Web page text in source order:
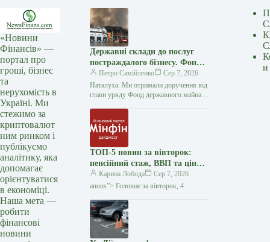
«Новини
Фінансів» —
портал про
гроші, бізнес
та
нерухомість в
Україні. Ми
стежимо за
криптовалют
ним ринком і
публікуємо
аналітику, яка
допомагає
орієнтуватися
в економіці.
Наша мета —
робити
фінансові
новини
Державні склади до послуг
постраждалого бізнесу. Фонд
держмайна отримав завдання
від прем’єра
Петро Самійленко
Сер 7, 2026
Наталуха: Ми отримали доручення від
глави уряду Фонд державного майна
визначити об’єкти, які…
ТОП-5 новин за вівторок:
пенсійний стаж, ВВП та ціни
на пальне — Мінфін
Карина Лобода
Сер 7, 2026
anons”> Головне за вівторок, 4
и